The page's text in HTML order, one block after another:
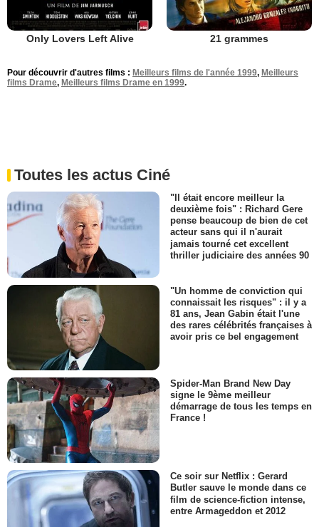
Only Lovers Left Alive 21 grammes
Pour découvrir d'autres films : Meilleurs films de l'année 1999, Meilleurs
films Drame, Meilleurs films Drame en 1999.
Toutes les actus Ciné
"Il était encore meilleur la
deuxième fois" : Richard Gere
pense beaucoup de bien de cet
acteur sans qui il n'aurait
jamais tourné cet excellent
thriller judiciaire des années 90
"Un homme de conviction qui
connaissait les risques" : il y a
81 ans, Jean Gabin était l'une
des rares célébrités françaises à
avoir pris ce bel engagement
Spider-Man Brand New Day
signe le 9ème meilleur
démarrage de tous les temps en
France !
Ce soir sur Netflix : Gerard
Butler sauve le monde dans ce
film de science-fiction intense,
entre Armageddon et 2012